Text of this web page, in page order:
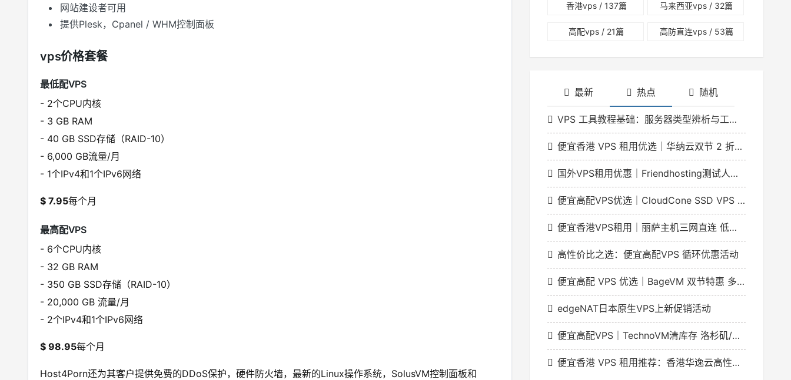
网站建设者可用
提供Plesk，Cpanel / WHM控制面板
vps价格套餐
最低配VPS
- 2个CPU内核
- 3 GB RAM
- 40 GB SSD存储（RAID-10）
- 6,000 GB流量/月
- 1个IPv4和1个IPv6网络
$ 7.95每个月
最高配VPS
- 6个CPU内核
- 32 GB RAM
- 350 GB SSD存储（RAID-10）
- 20,000 GB 流量/月
- 2个IPv4和1个IPv6网络
$ 98.95每个月
Host4Porn还为其客户提供免费的DDoS保护，硬件防火墙，最新的Linux操作系统，SolusVM控制面板和
香港vps/ 137篇 马来西亚vps / 32篇
高配vps / 21篇 高防直连vps/ 53篇
最新 热点 随机
VPS 工具教程基础：服务器类型辨析与工具适配指南
便宜香港 VPS 租用优选｜华纳云双节 2 折特惠 香港云低至 166 元 / 月
国外VPS租用优惠｜Friendhosting测试人员日VDS最高5折
便宜高配VPS优选｜CloudCone SSD VPS 实例1GB起年付20美元洛杉矶节点
便宜香港VPS租用｜丽萨主机三网直连 低延迟解锁流媒体
高性价比之选：便宜高配VPS 循环优惠活动
便宜高配 VPS 优选｜BageVM 双节特惠 多地区机型月付低至 $1.79
edgeNAT日本原生VPS上新促销活动
便宜高配VPS｜TechnoVM清库存 洛杉矶/香港机型低至9.9元/月
便宜香港 VPS 租用推荐：香港华逸云高性价比网络方案